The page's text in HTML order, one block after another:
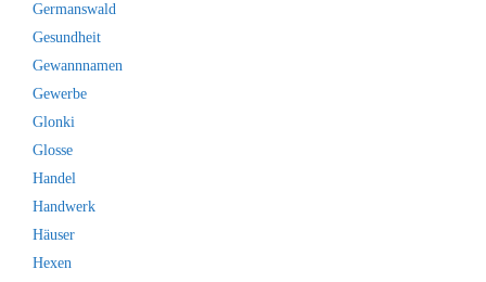
Germanswald
Gesundheit
Gewannnamen
Gewerbe
Glonki
Glosse
Handel
Handwerk
Häuser
Hexen